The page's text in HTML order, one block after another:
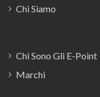
Chi Siamo
Chi Sono Gli E-Point
Marchi